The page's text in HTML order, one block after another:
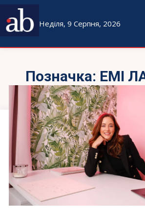
Неділя, 9 Серпня, 2026
Позначка: ЕМІ